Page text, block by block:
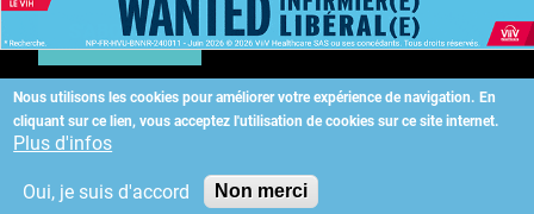
Nous utilisons les cookies pour améliorer votre expérience de navigation. En
cliquant sur ce lien, vous acceptez l'utilisation de cookies sur ce site internet.
Plus d'infos
Oui, je suis d'accord Non merci
S'ABONNER
Copyright©2026 ALLIEDHEALTH
KAURIWEB